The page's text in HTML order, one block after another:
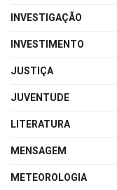
INVESTIGAÇÃO
INVESTIMENTO
JUSTIÇA
JUVENTUDE
LITERATURA
MENSAGEM
METEOROLOGIA